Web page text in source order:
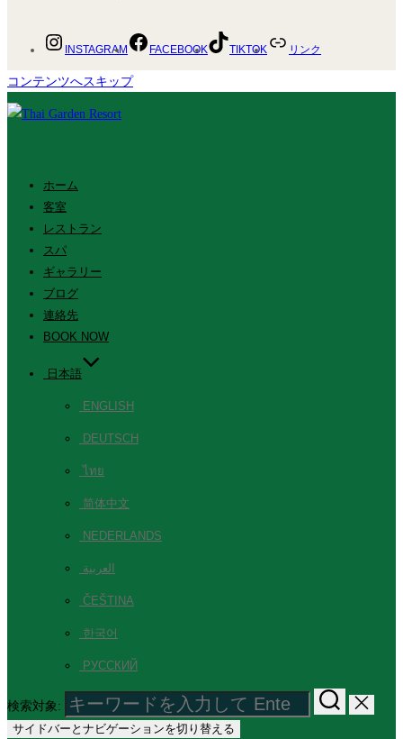
INSTAGRAM FACEBOOK TIKTOK リンク
コンテンツへスキップ
ホーム
客室
レストラン
スパ
ギャラリー
ブログ
連絡先
BOOK NOW
日本語
ENGLISH
DEUTSCH
ไทย
简体中文
NEDERLANDS
العربية
ČEŠTINA
한국어
РУССКИЙ
検索対象:
サイドバーとナビゲーションを切り替える